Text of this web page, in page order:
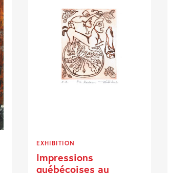
EXHIBITION
Impressions
québécoises au